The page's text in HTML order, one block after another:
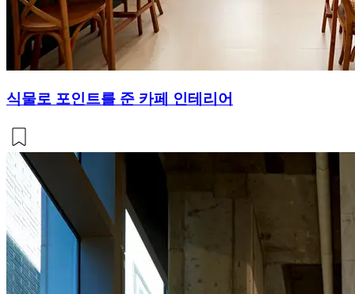
식물로 포인트를 준 카페 인테리어